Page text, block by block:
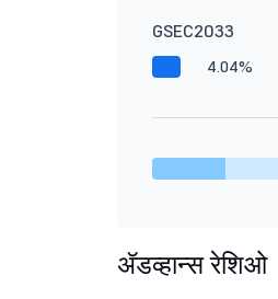
GSEC2033
4.04%
ॲडव्हान्स रेशिओ